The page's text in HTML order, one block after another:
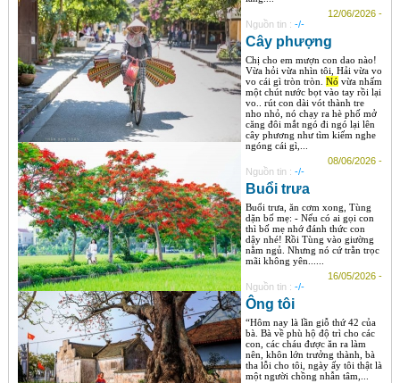
12/06/2026 -
Nguồn tin : -/-
Cây phượng
Chị cho em mượn con dao nào!
Vừa hỏi vừa nhìn tôi, Hải vừa vo
vo cái gì tròn tròn. Nó vừa nhấm
một chút nước bọt vào tay rồi lại
vo.. rút con dài vót thành tre
nho nhỏ, nó chạy ra hè phố mở
căng đôi mắt ngó đi ngó lại lên
cây phương như tìm kiếm nghe
ngóng cái gì,...
08/06/2026 -
Nguồn tin : -/-
Buổi trưa
Buổi trưa, ăn cơm xong, Tùng
dặn bố mẹ: - Nếu có ai gọi con
thì bố mẹ nhớ đánh thức con
dậy nhé! Rồi Tùng vào giường
nằm ngủ. Nhưng nó cứ trằn trọc
mãi không yên......
16/05/2026 -
Nguồn tin : -/-
Ông tôi
“Hôm nay là lần giỗ thứ 42 của
bà. Bà về phù hộ độ trì cho các
con, các cháu được ăn ra làm
nên, khôn lớn trưởng thành, bà
tha lỗi cho tôi, ngày ấy tôi thật là
một người chồng nhẫn tâm,...